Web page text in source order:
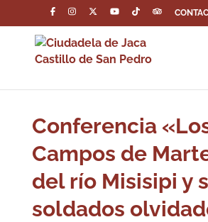
Conferencia
Campos de
del río Misisipi y
soldados